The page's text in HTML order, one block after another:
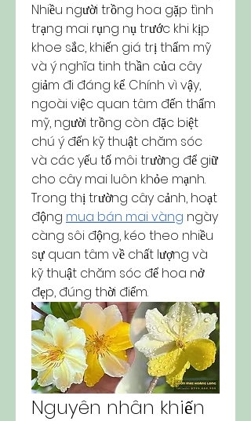
Nhiều người trồng hoa gặp tình
trạng mai rụng nụ trước khi kịp
khoe sắc, khiến giá trị thẩm mỹ
và ý nghĩa tinh thần của cây
giảm đi đáng kể. Chính vì vậy,
ngoài việc quan tâm đến thẩm
mỹ, người trồng còn đặc biệt
chú ý đến kỹ thuật chăm sóc
và các yếu tố môi trường để giữ
cho cây mai luôn khỏe mạnh.
Trong thị trường cây cảnh, hoạt
động mua bán mai vàng ngày
càng sôi động, kéo theo nhiều
sự quan tâm về chất lượng và
kỹ thuật chăm sóc để hoa nở
đẹp, đúng thời điểm.
Nguyên nhân khiến